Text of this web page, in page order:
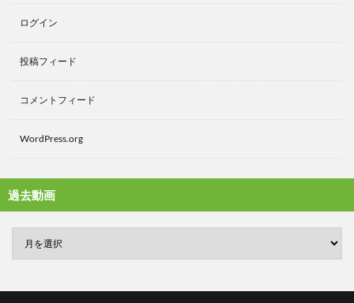
ログイン
投稿フィード
コメントフィード
WordPress.org
過去動画